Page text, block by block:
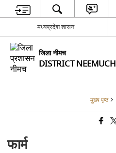
मध्यप्रदेश शासन
जिला नीमच
DISTRICT NEEMUCH
मुख्य पृष्ठ
फार्म